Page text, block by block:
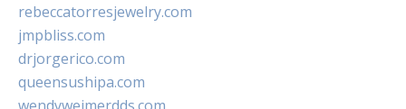
rebeccatorresjewelry.com
jmpbliss.com
drjorgerico.com
queensushipa.com